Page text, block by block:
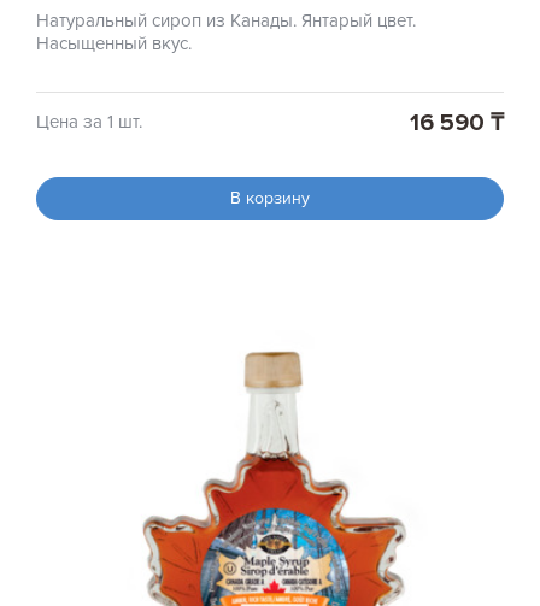
Натуральный сироп из Канады. Янтарый цвет.
Насыщенный вкус.
Цена за 1 шт. 16 590 ₸
В корзину